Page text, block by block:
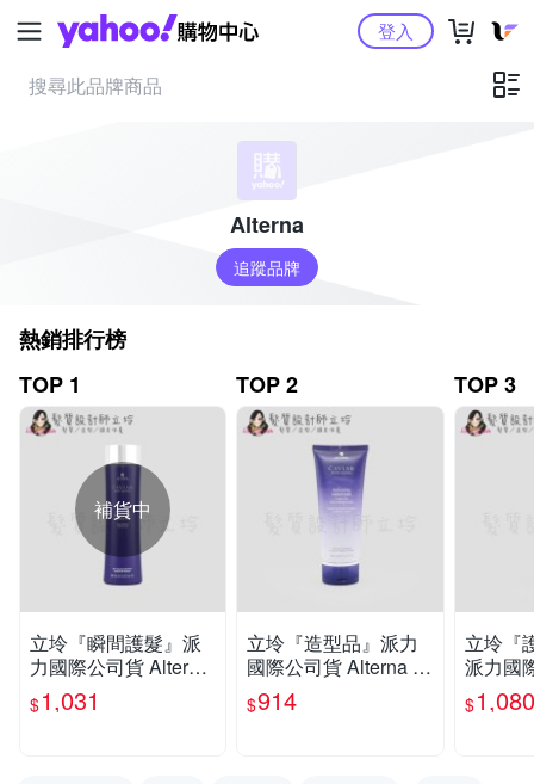
Yahoo購物中心登入
Alterna
追蹤品牌
熱銷排行榜
TOP 1
補貨中
立坽『瞬間護髮』派
力國際公司貨 Alterna
CAVIAR洗護系列 魚
子保濕護髮劑250ml H
$1,031
TOP 2
立坽『造型品』派力
國際公司貨 Alterna C
AVIAR 魚子保濕凍10
0ml HH02 HM16
$914
TOP 3
立坽『
派力國
na
魚子活
$1,080